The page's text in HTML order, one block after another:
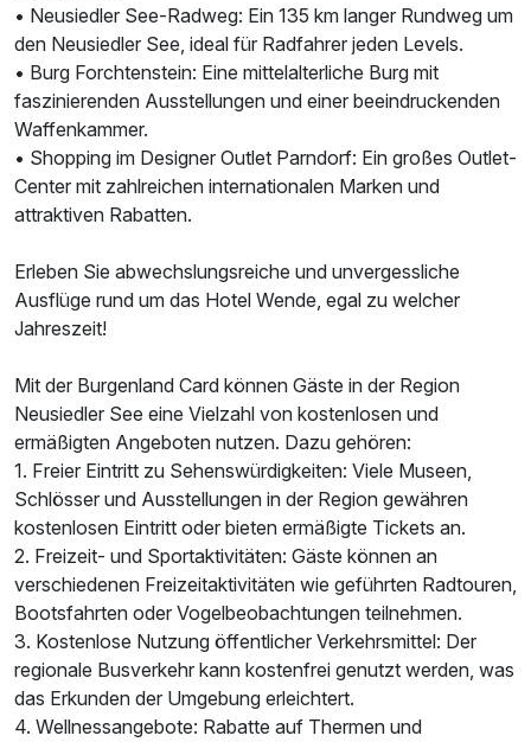
• Neusiedler See-Radweg: Ein 135 km langer Rundweg um
den Neusiedler See, ideal für Radfahrer jeden Levels.
• Burg Forchtenstein: Eine mittelalterliche Burg mit
faszinierenden Ausstellungen und einer beeindruckenden
Waffenkammer.
• Shopping im Designer Outlet Parndorf: Ein großes Outlet-
Center mit zahlreichen internationalen Marken und
attraktiven Rabatten.
Erleben Sie abwechslungsreiche und unvergessliche
Ausflüge rund um das Hotel Wende, egal zu welcher
Jahreszeit!
Mit der Burgenland Card können Gäste in der Region
Neusiedler See eine Vielzahl von kostenlosen und
ermäßigten Angeboten nutzen. Dazu gehören:
1. Freier Eintritt zu Sehenswürdigkeiten: Viele Museen,
Schlösser und Ausstellungen in der Region gewähren
kostenlosen Eintritt oder bieten ermäßigte Tickets an.
2. Freizeit- und Sportaktivitäten: Gäste können an
verschiedenen Freizeitaktivitäten wie geführten Radtouren,
Bootsfahrten oder Vogelbeobachtungen teilnehmen.
3. Kostenlose Nutzung öffentlicher Verkehrsmittel: Der
regionale Busverkehr kann kostenfrei genutzt werden, was
das Erkunden der Umgebung erleichtert.
4. Wellnessangebote: Rabatte auf Thermen und